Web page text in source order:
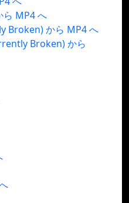
MP4 へ
Broken) から MP4 へ
Broken) から